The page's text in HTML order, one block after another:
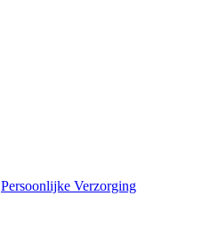
Persoonlijke Verzorging